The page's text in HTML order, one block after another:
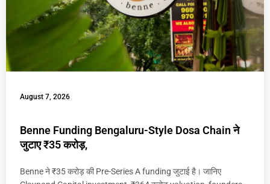
August 7, 2026
Benne Funding Bengaluru-Style Dosa Chain ने
जुटाए ₹35 करोड़,
Benne ने ₹35 करोड़ की Pre-Series A funding जुटाई है। जानिए